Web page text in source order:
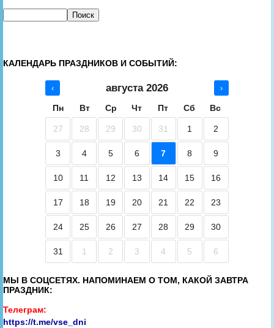
КАЛЕНДАРЬ ПРАЗДНИКОВ И СОБЫТИЙ:
‹ августа 2026 ›
Пн Вт Ср Чт Пт Сб Вс
27 28 29 30 31 1 2
3 4 5 6 7 8 9
10 11 12 13 14 15 16
17 18 19 20 21 22 23
24 25 26 27 28 29 30
31 1 2 3 4 5 6
МЫ В СОЦСЕТЯХ. НАПОМИНАЕМ О ТОМ, КАКОЙ ЗАВТРА
ПРАЗДНИК:
Телеграм:
https://t.me/vse_dni